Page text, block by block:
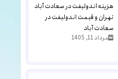
هزینه اندولیفت در سعادت آباد
تهران و قیمت اندولیفت در
سعادت آباد
مرداد 11, 1405